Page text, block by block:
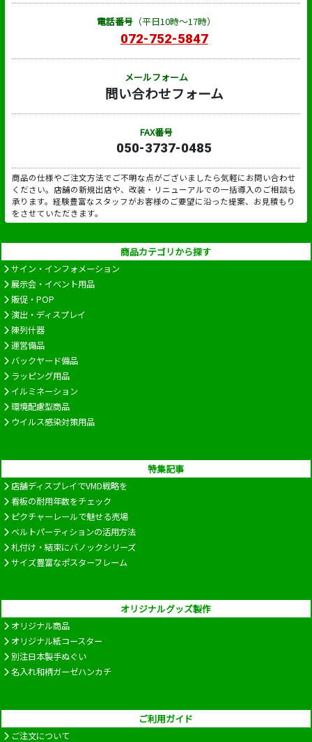
電話番号（平日10時～17時）
072-752-5847
メールフォーム
問い合わせフォーム
FAX番号
050-3737-0485
商品の仕様やご注文方法でご不明な点がございましたら気軽にお問い合わせ
ください。店舗の新規出店や、改装・リニューアルでの一括導入のご相談も
承ります。経験豊富なスタッフがお客様のご要望に沿った提案、お見積もり
をさせていただきます。
商品カテゴリから探す
サイン・インフォメーション
展示会・イベント用品
販促・POP
演出・ディスプレイ
陳列什器
運営備品
バックヤード備品
ラッピング用品
イルミネーション
環境配慮型商品
ウイルス感染対策用品
特集記事
店舗ディスプレイでVMD戦略を
看板の耐用年数をチェック
ピクチャーレールで魅せる売場
ベルトパーティションの活用方法
札付け・結束にバノックシリーズ
サイズ豊富なポスターフレーム
オリジナルグッズ製作
オリジナル商品
オリジナル紙コースター
別注日本製手ぬぐい
名入れ和柄ガーゼハンカチ
ご利用ガイド
ご注文について